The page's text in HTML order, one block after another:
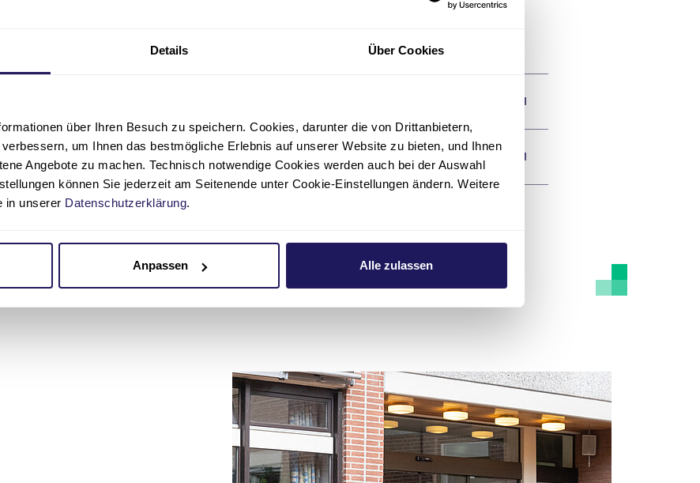
Details Über Cookies
über Ihren Besuch zu speichern. Cookies, darunter die von Drittanbietern,
um Ihnen das bestmögliche Erlebnis auf unserer Website zu bieten, und Ihnen
Angebote zu machen. Technisch notwendige Cookies werden auch bei der Auswahl
können Sie jederzeit am Seitenende unter Cookie-Einstellungen ändern. Weitere
in unserer Datenschutzerklärung.
Anpassen Alle zulassen
Seelsorge & Beistand